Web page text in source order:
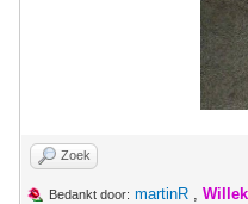
Zoek
Bedankt door: martinR